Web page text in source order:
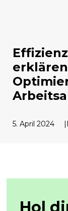
5. April 2024
Hol